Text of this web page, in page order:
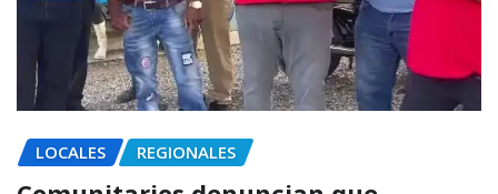
LOCALES REGIONALES